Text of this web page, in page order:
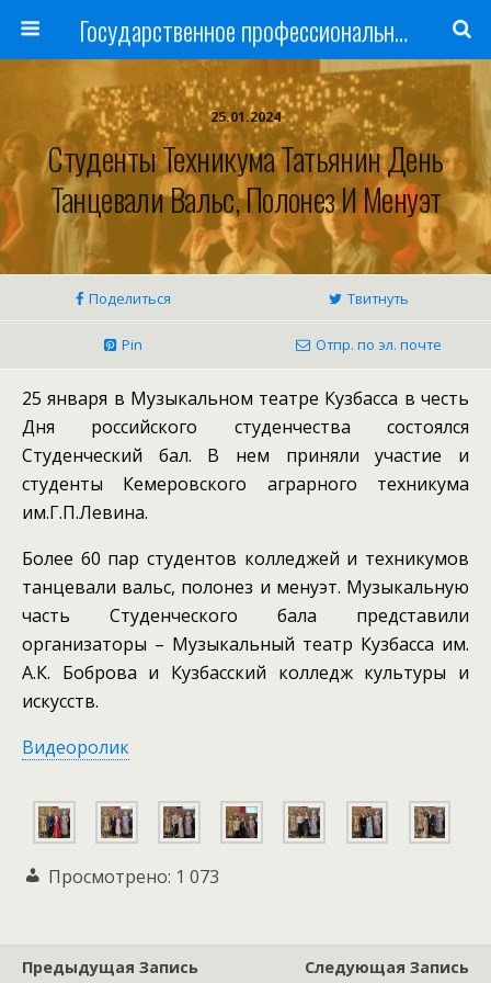
Государственное профессиональное образовательное учреждение
25.01.2024
Студенты Техникума Татьянин День
Танцевали Вальс, Полонез И Менуэт
Поделиться Твитнуть
Pin Отпр. по эл. почте
25 января в Музыкальном театре Кузбасса в честь
Дня российского студенчества состоялся
Студенческий бал. В нем приняли участие и
студенты Кемеровского аграрного техникума
им.Г.П.Левина.
Более 60 пар студентов колледжей и техникумов
танцевали вальс, полонез и менуэт. Музыкальную
часть Студенческого бала представили
организаторы – Музыкальный театр Кузбасса им.
А.К. Боброва и Кузбасский колледж культуры и
искусств.
Видеоролик
Просмотрено: 1 073
Предыдущая Запись Следующая Запись